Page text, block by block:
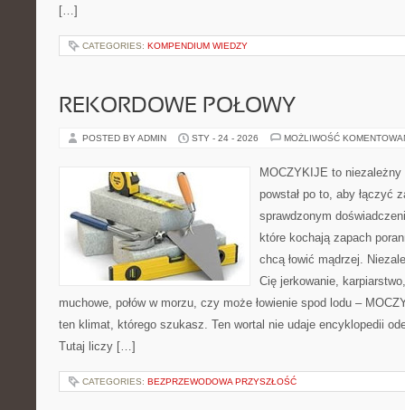
[…]
CATEGORIES: KOMPENDIUM WIEDZY
REKORDOWE POŁOWY
POSTED BY ADMIN STY - 24 - 2026 MOŻLIWOŚĆ
MOCZYKIJE to
powstał po to, aby łączyć
sprawdzonym
które kochają zapach
chcą łowić mądrzej.
Cię jerkowanie,
muchowe, połów w morzu, czy może łowienie spod lodu –
ten klimat, którego szukasz. Ten wortal nie udaje encyklopedii
Tutaj liczy […]
CATEGORIES: BEZPRZEWODOWA PRZYSZŁOŚĆ